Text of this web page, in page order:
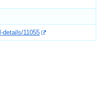
details/11055